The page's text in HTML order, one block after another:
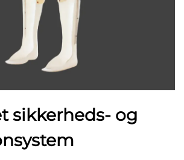
sikkerheds- og